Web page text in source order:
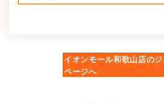
イオンモール和歌山店の
ページへ